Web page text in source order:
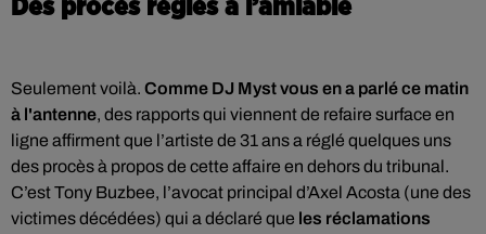
Des procès réglés à l’amiable
Seulement voilà. Comme DJ Myst vous en a parlé ce matin
à l'antenne, des rapports qui viennent de refaire surface en
ligne affirment que l’artiste de 31 ans a réglé quelques uns
des procès à propos de cette affaire en dehors du tribunal.
C’est Tony Buzbee, l’avocat principal d’Axel Acosta (une des
victimes décédées) qui a déclaré que les réclamations